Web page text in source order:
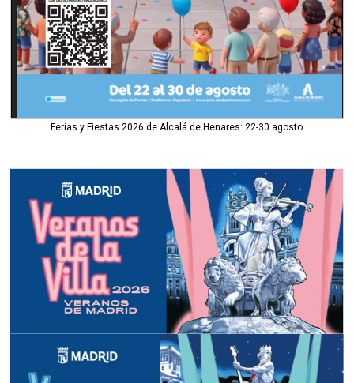
Ferias y Fiestas 2026 de Alcalá de Henares: 22-30 agosto